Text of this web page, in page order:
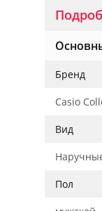
Бренд
Casio
Вид
Пол